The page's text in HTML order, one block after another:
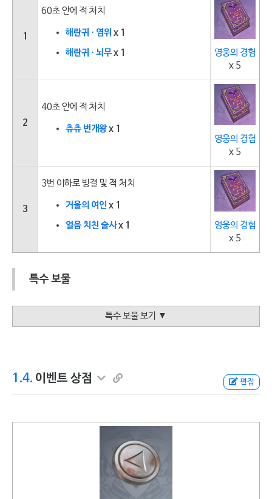
1
60초 안에 적 처치
해란귀 · 염위 x 1
해란귀 · 뇌무x 1
영웅의 경험
x 5
2
40초 안에 적 처치
츄츄 번개왕x 1
영웅의 경험
x 5
3
3번 이하로 빙결 및 적 처치
거울의 여인 x 1
얼음 치친 술사x 1
영웅의 경험
x 5
특수 보물
특수 보물 보기 ▼
1.4. 이벤트 상점 편집